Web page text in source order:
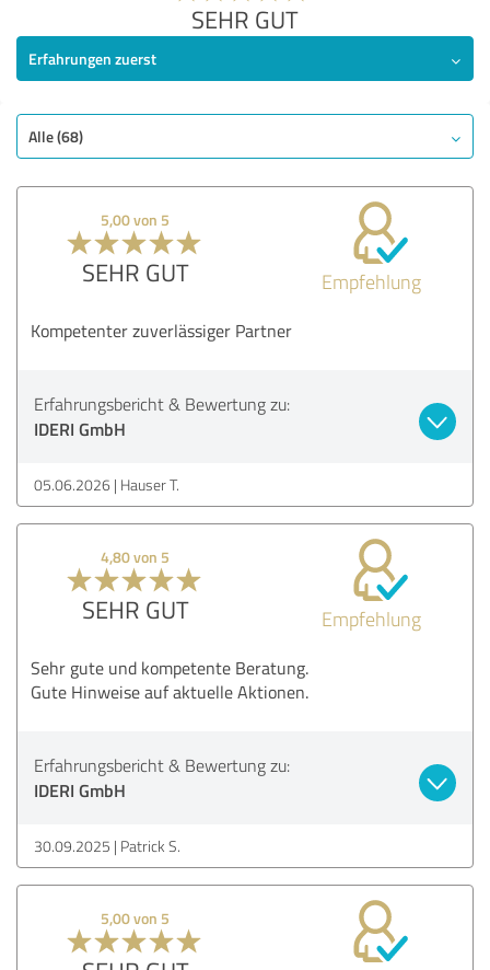
SEHR GUT
Erfahrungen zuerst
Alle (68)
5,00 von 5
SEHR GUT Empfehlung
Kompetenter zuverlässiger Partner
Erfahrungsbericht & Bewertung zu:
IDERI GmbH
05.06.2026 Hauser T.
4,80 von 5
SEHR GUT Empfehlung
Sehr gute und kompetente Beratung.
Gute Hinweise auf aktuelle Aktionen.
Erfahrungsbericht & Bewertung zu:
IDERI GmbH
30.09.2025 Patrick S.
5,00 von 5